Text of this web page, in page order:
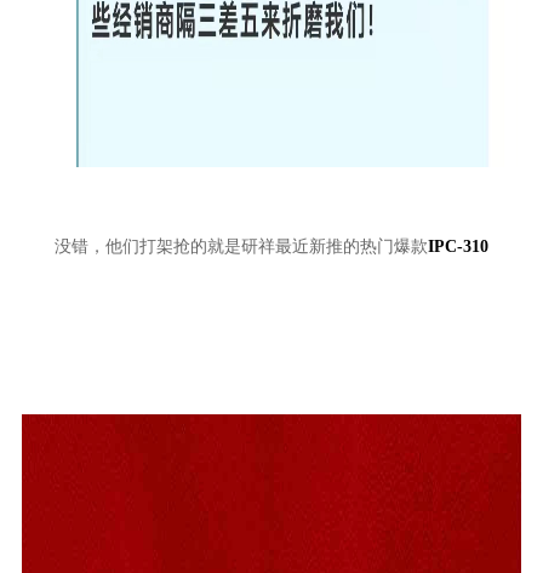
没错，他们打架抢的就是研祥最近新推的热门爆款IPC-310